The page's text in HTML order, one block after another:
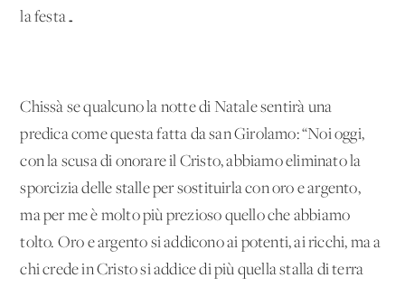
la festa…
Chissà se qualcuno la notte di Natale sentirà una
predica come questa fatta da san Girolamo: “Noi oggi,
con la scusa di onorare il Cristo, abbiamo eliminato la
sporcizia delle stalle per sostituirla con oro e argento,
ma per me è molto più prezioso quello che abbiamo
tolto. Oro e argento si addicono ai potenti, ai ricchi, ma a
chi crede in Cristo si addice di più quella stalla di terra